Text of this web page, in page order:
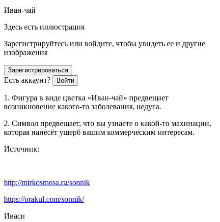
Иван-чай
Здесь есть иллюстрация
Зарегистрируйтесь или войдите, чтобы увидеть ее и другие
изображения
Зарегистрироваться
Есть аккаунт? Войти
1. Фигура в виде цветка «Иван-чай» предвещает
возникновение какого-то заболевания, недуга.
2. Символ предвещает, что вы узнаете о какой-то махинации,
которая нанесёт ущерб вашим коммерческим интересам.
Источник:
http://mirkosmosa.ru/sonnik
https://orakul.com/sonnik/
Иваси